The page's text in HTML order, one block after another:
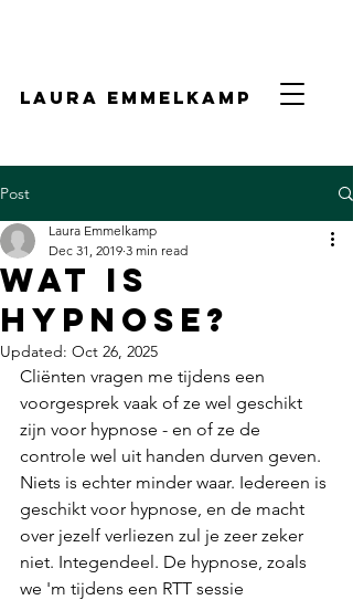
laura emmelkamp
Post
Wat is
hypnose?
Laura Emmelkamp
Dec 31, 2019 3 min read
Updated: Oct 26, 2025
Cliënten vragen me tijdens een
voorgesprek vaak of ze wel geschikt
zijn voor hypnose - en of ze de
controle wel uit handen durven geven.
Niets is echter minder waar. Iedereen is
geschikt voor hypnose, en de macht
over jezelf verliezen zul je zeer zeker
niet. Integendeel. De hypnose, zoals
we 'm tijdens een RTT sessie